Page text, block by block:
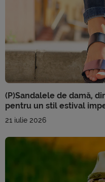
(P)Sandalele de damă,
pentru un stil estival
21 iulie 2026